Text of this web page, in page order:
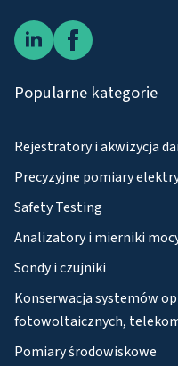
Popularne kategorie
Rejestratory i akwizycja
Precyzyjne pomiary
Safety Testing
Analizatory i mierniki
Sondy i czujniki
Konserwacja systemów
fotowoltaicznych,
Pomiary środowiskowe